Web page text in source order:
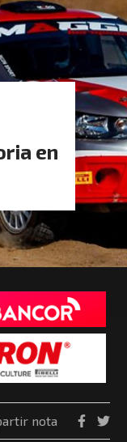
en
nota